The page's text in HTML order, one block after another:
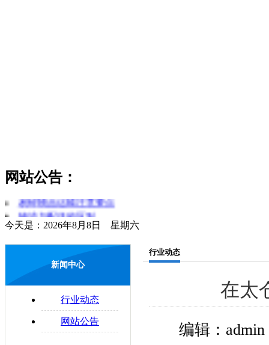
网站公告：
简述对物流和运输行业的理解
零担运输的概念
易碎物品运输注意要点
物流与配送的区别
配送合理化
企业物流运输的法律问题
今天是：2026年8月8日 星期六
新闻中心
行业动态
网站公告
行业动态
在太
编辑：